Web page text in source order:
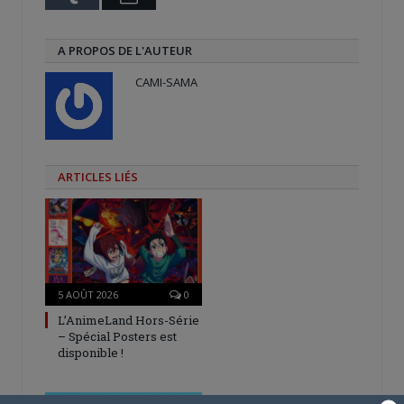
A PROPOS DE L'AUTEUR
CAMI-SAMA
ARTICLES LIÉS
5 AOÛT 2026 0
L’AnimeLand Hors-Série
– Spécial Posters est
disponible !